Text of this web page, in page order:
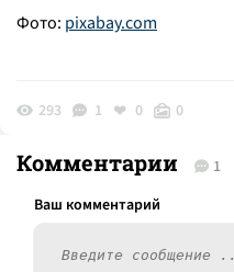
Фото: pixabay.com
293 1 0 0
Комментарии 1